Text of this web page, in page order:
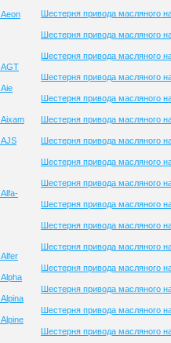
Шестерня привода масляного
Шестерня привода масляного
Шестерня привода масляного
Шестерня привода масляного
Шестерня привода масляного
Шестерня привода масляного
Шестерня привода масляного
Шестерня привода масляного
Шестерня привода масляного
Шестерня привода масляного
Шестерня привода масляного
Шестерня привода масляного
Шестерня привода масляного
Шестерня привода масляного
Шестерня привода масляного
Шестерня привода масляного